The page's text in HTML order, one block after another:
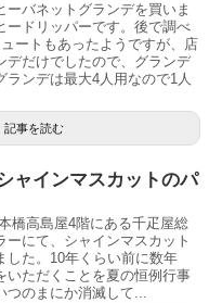
ーバネットグランデを買いま
ードリッパーです。後で調べ
ートもあったようですが、店
デだけでしたので、グランデ
ランデは最大4人用なので1人
記事を読む
ャインマスカットのパ
橋高島屋4階にある千疋屋総
ーにて、シャインマスカット
した。10年くらい前に数年
いただくことを夏の恒例行事
つのまにか消滅して...